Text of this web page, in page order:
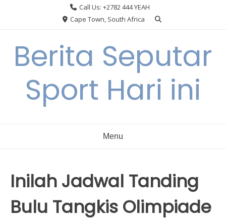
Call Us: +2782 444 YEAH
Cape Town, South Africa
Berita Seputar
Sport Hari ini
Menu
Inilah Jadwal Tanding
Bulu Tangkis Olimpiade